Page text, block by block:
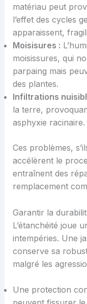
matériau peut
l’effet des cycles
apparaissent,
Moisisures :
moisissures, qui
parpaing mais
des plantes.
Infiltrations
la terre,
asphyxie racinaire.
Ces problèmes,
accélèrent le
entraînent des
remplacement
Garantir la
L’étanchéité joue
intempéries. Une
conserve sa
malgré les
Une protection